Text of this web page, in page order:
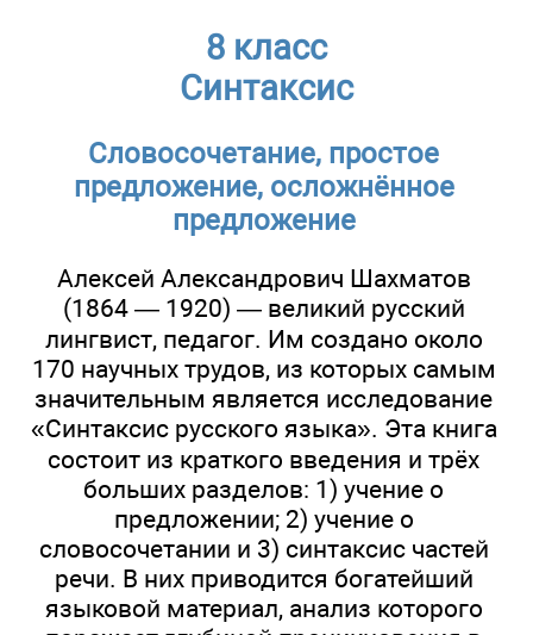
8 класс
Синтаксис
Словосочетание, простое
предложение, осложнённое
предложение
Алексей Александрович Шахматов
(1864 — 1920) — великий русский
лингвист, педагог. Им создано около
170 научных трудов, из которых самым
значительным является исследование
«Синтаксис русского языка». Эта книга
состоит из краткого введения и трёх
больших разделов: 1) учение о
предложении; 2) учение о
словосочетании и 3) синтаксис частей
речи. В них приводится богатейший
языковой материал, анализ которого